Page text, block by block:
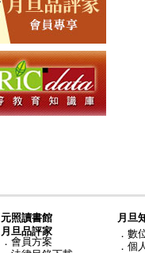
元照讀書館
月旦品評家
． 會員方案
月旦
． 數
． 個